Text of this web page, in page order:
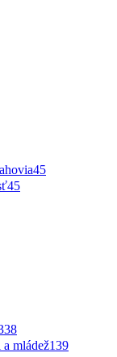
45
45
a mládež139